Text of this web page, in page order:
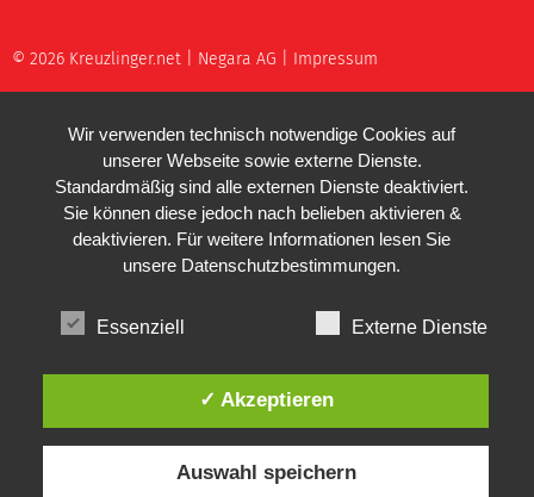
© 2026 Kreuzlinger.net | Negara AG Impressum
Wir verwenden technisch notwendige Cookies auf
unserer Webseite sowie externe Dienste.
Standardmäßig sind alle externen Dienste deaktiviert.
Sie können diese jedoch nach belieben aktivieren &
deaktivieren. Für weitere Informationen lesen Sie
unsere Datenschutzbestimmungen.
Essenziell Externe Dienste
✓ Akzeptieren
Auswahl speichern